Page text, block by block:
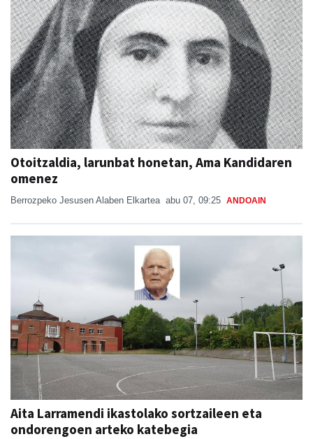
Otoitzaldia, larunbat honetan, Ama Kandidaren
omenez
Berrozpeko Jesusen Alaben Elkartea abu 07, 09:25 ANDOAIN
Aita Larramendi ikastolako sortzaileen eta
ondorengoen arteko katebegia